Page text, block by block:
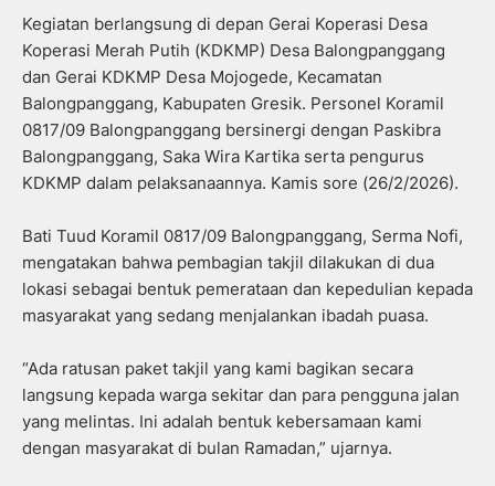
Kegiatan berlangsung di depan Gerai Koperasi Desa
Koperasi Merah Putih (KDKMP) Desa Balongpanggang
dan Gerai KDKMP Desa Mojogede, Kecamatan
Balongpanggang, Kabupaten Gresik. Personel Koramil
0817/09 Balongpanggang bersinergi dengan Paskibra
Balongpanggang, Saka Wira Kartika serta pengurus
KDKMP dalam pelaksanaannya. Kamis sore (26/2/2026).
Bati Tuud Koramil 0817/09 Balongpanggang, Serma Nofi,
mengatakan bahwa pembagian takjil dilakukan di dua
lokasi sebagai bentuk pemerataan dan kepedulian kepada
masyarakat yang sedang menjalankan ibadah puasa.
“Ada ratusan paket takjil yang kami bagikan secara
langsung kepada warga sekitar dan para pengguna jalan
yang melintas. Ini adalah bentuk kebersamaan kami
dengan masyarakat di bulan Ramadan,” ujarnya.